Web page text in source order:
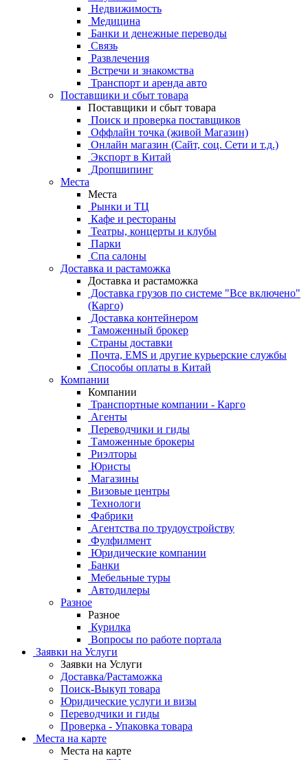
Недвижимость
Медицина
Банки и денежные переводы
Связь
Развлечения
Встречи и знакомства
Транспорт и аренда авто
Поставщики и сбыт товара
Поставщики и сбыт товара
Поиск и проверка поставщиков
Оффлайн точка (живой Магазин)
Онлайн магазин (Сайт, соц. Сети и т.д.)
Экспорт в Китай
Дропшипинг
Места
Места
Рынки и ТЦ
Кафе и рестораны
Театры, концерты и клубы
Парки
Спа салоны
Доставка и растаможка
Доставка и растаможка
Доставка грузов по системе "Все включено"
(Карго)
Доставка контейнером
Таможенный брокер
Страны доставки
Почта, EMS и другие курьерские службы
Способы оплаты в Китай
Компании
Компании
Транспортные компании - Карго
Агенты
Переводчики и гиды
Таможенные брокеры
Риэлторы
Юристы
Магазины
Визовые центры
Технологи
Фабрики
Агентства по трудоустройству
Фулфилмент
Юридические компании
Банки
Мебельные туры
Автодилеры
Разное
Разное
Курилка
Вопросы по работе портала
Заявки на Услуги
Заявки на Услуги
Доставка/Растаможка
Поиск-Выкуп товара
Юридические услуги и визы
Переводчики и гиды
Проверка - Упаковка товара
Места на карте
Места на карте